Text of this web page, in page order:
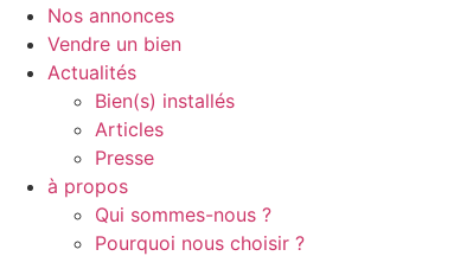
Nos annonces
Vendre un bien
Actualités
Bien(s) installés
Articles
Presse
à propos
Qui sommes-nous ?
Pourquoi nous choisir ?